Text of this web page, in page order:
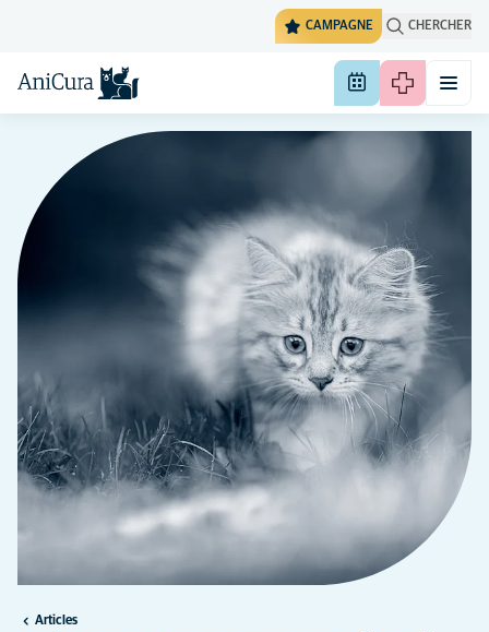
CAMPAGNE CHERCHER
Articles